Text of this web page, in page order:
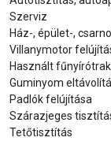
Szerviz
Ház-, épület-,
Villanymotor
Használt
Guminyom
Padlók felújítása
Szárazjeges
Tetőtisztítás